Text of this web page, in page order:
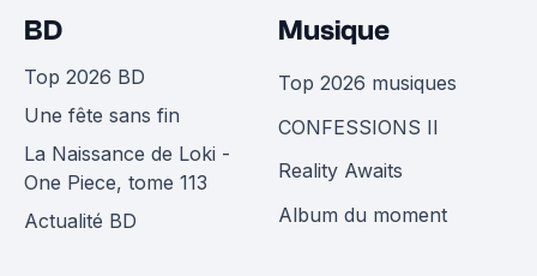
BD
Top 2026 BD
Une fête sans fin
La Naissance de Loki -
One Piece, tome 113
Actualité BD
Musique
Top 2026 musiques
CONFESSIONS II
Reality Awaits
Album du moment